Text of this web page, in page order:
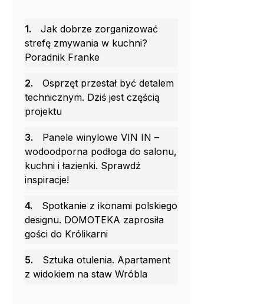
1.
Jak dobrze zorganizować
strefę zmywania w kuchni?
Poradnik Franke
2.
Osprzęt przestał być detalem
technicznym. Dziś jest częścią
projektu
3.
Panele winylowe VIN IN –
wodoodporna podłoga do salonu,
kuchni i łazienki. Sprawdź
inspiracje!
4.
Spotkanie z ikonami polskiego
designu. DOMOTEKA zaprosiła
gości do Królikarni
5.
Sztuka otulenia. Apartament
z widokiem na staw Wróbla